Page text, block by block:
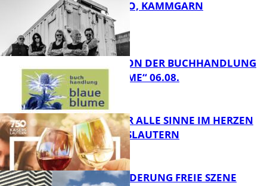
ROSE TATTOO, KAMMGARN
FB Kultur
LESETIPPS VON DER BUCHHANDLUNG
„BLAUE BLUME“ 06.08.
GENÜSSE FÜR ALLE SINNE IM HERZEN
VON KAISERSLAUTERN
PROJEKTFÖRDERUNG FREIE SZENE